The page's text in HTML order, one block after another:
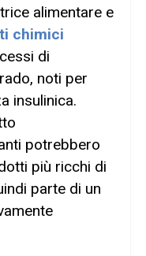
alimentare e
chimici
di
noti per
insulinica.
potrebbero
più ricchi di
parte di un